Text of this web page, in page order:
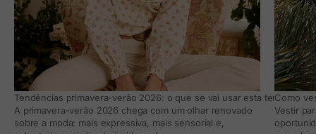
Tendências primavera-verão 2026: o que se vai usar esta temporada
A primavera-verão 2026 chega com um olhar renovado
sobre a moda: mais expressiva, mais sensorial e,
Como
Vestir